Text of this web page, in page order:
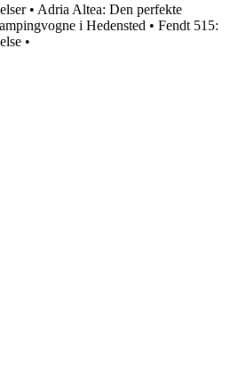
• Adria Altea: Den perfekte
i Hedensted • Fendt 515:
•